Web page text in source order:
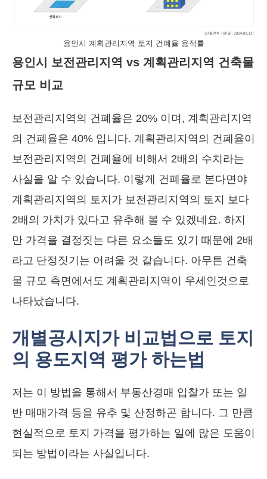
용인시 계획관리지역 토지 건폐율 용적률
용인시 보전관리지역 vs 계획관리지역 건축물
규모 비교
보전관리지역의 건폐율은 20% 이며, 계획관리지역
의 건폐율은 40% 입니다. 계획관리지역의 건폐율이
보전관리지역의 건폐율에 비해서 2배의 수치라는
사실을 알 수 있습니다. 이렇게 건폐율로 본다면야
계획관리지역의 토지가 보전관리지역의 토지 보다
2배의 가치가 있다고 유추해 볼 수 있겠네요. 하지
만 가격을 결정짓는 다른 요소들도 있기 때문에 2배
라고 단정짓기는 어려울 것 같습니다. 아무튼 건축
물 규모 측면에서도 계획관리지역이 우세인것으로
나타났습니다.
개별공시지가 비교법으로 토지
의 용도지역 평가 하는법
저는 이 방법을 통해서 부동산경매 입찰가 또는 일
반 매매가격 등을 유추 및 산정하곤 합니다. 그 만큼
현실적으로 토지 가격을 평가하는 일에 많은 도움이
되는 방법이라는 사실입니다.